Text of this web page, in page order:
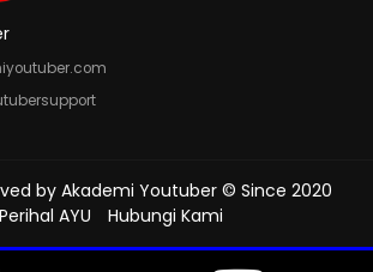
by Akademi Youtuber © Since 2020
Perihal AYU
Hubungi Kami